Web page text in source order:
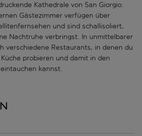
Kathedrale von San Giorgio.
Gästezimmer verfügen über
und sind schallisoliert,
Nachtruhe verbringst. In unmittelbarer
verschiedene Restaurants, in denen du
probieren und damit in den
kannst.